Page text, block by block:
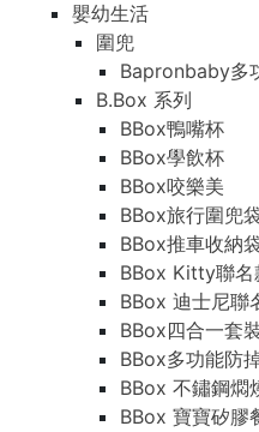
嬰幼生活
圍兜
Bapronbaby多
B.Box 系列
BBox鴨嘴杯
BBox學飲杯
BBox咬樂美
BBox旅行圍兜
BBox推車收納
BBox Kitty聯名
BBox 迪士尼聯
BBox四合一套
BBox多功能防
BBox 不鏽鋼燜
BBox 寶寶矽膠